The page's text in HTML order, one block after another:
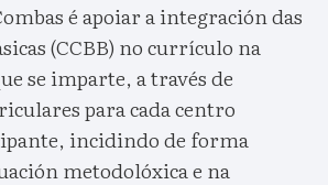
é apoiar a integración das
(CCBB) no currículo na
se imparte, a través de
para cada centro
incidindo de forma
metodolóxica e na